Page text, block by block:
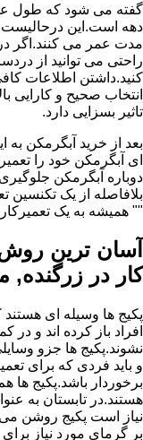
گفته می شود که طول
دهه است.این درحالیست
مدت عمر می کنند.اگر در
راحتی می توانید از
کنید.داشتن اطلاعات
انتخاب صحیح و کارایی
تاثیر بسزایی دارد.
بعد از خرید آبگرمکن
ای آبگرمکن خود را
دوباره آبگرمکن
بلافاصله از یک تکنسین
"" همیشه به یک
آسان ترین روش
کار در زرگنده,
پکیج ها وسیله ای
افراد باز کرده اند و
نشوند.پکیج ها جزو
و باید فردی که برای
برخوردار باشد.پکیج ها
هستند.در تابستان به
نیاز است پکیج روشن
بر گرمای مورد نیاز